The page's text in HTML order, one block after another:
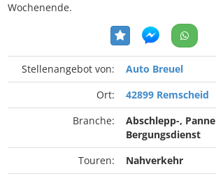
Wochenende.
Stellenangebot von:
Auto Breuel
Ort:
42899 Remscheid
Branche:
Abschlepp-,
Bergungsdienst
Touren:
Nahverkehr